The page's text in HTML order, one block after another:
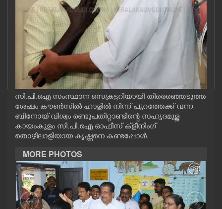
CINEMA
OPINION
PHOTOS
LIFESTYLE
SPIRITUAL
INFO+
ART
സി.പി.ഐ സംസ്ഥാന സെക്രട്ടറിയായി തിരെഞ്ഞെടുത്ത
ശേഷം കൗൺസിൽ ഹാളിൽ നിന്ന് പുറത്തേക്ക് വന്ന
ബിനോയ് വിശ്വം രണ്ടുപതിറ്റാണ്ടിന്റെ സഹൃദമുള്ള
കായംകുളം സി.പി.ഐ ഓഫീസ് ക്‌ളീനിംഗ്
തൊഴിലാളിയായ കൃഷ്ണനെ കണ്ടപ്പോൾ.
MORE PHOTOS